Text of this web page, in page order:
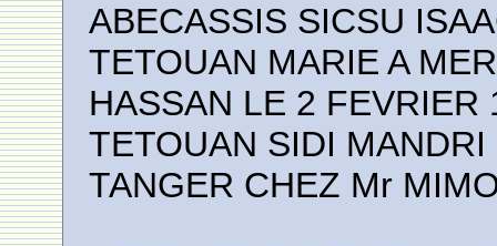
ABECASSIS SICSU
TETOUAN MARIE A
HASSAN LE 2 FEVRIER
TETOUAN SIDI MANDRI
TANGER CHEZ Mr